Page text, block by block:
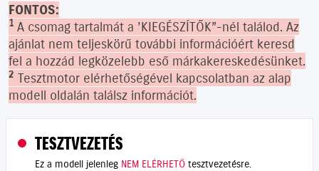
FONTOS:
1 A csomag tartalmát a ’KIEGÉSZÍTŐK”-nél találod. Az
ajánlat nem teljeskörű további információért keresd
fel a hozzád legközelebb eső márkakereskedésünket.
2 Tesztmotor elérhetőségével kapcsolatban az alap
modell oldalán találsz információt.
TESZTVEZETÉS
Ez a modell jelenleg NEM ELÉRHETŐ tesztvezetésre.